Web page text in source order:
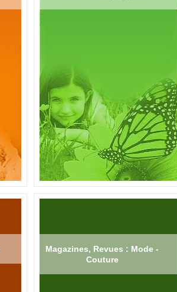
Magazines, Revues : Mode -
Couture